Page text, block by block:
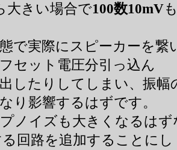
大きい場合で100数10mV
で実際にスピーカーを繋
セット電圧分引っ込ん
したりしてしまい、振幅
り影響するはずです。
ノイズも大きくなるはず
回路を追加することにし